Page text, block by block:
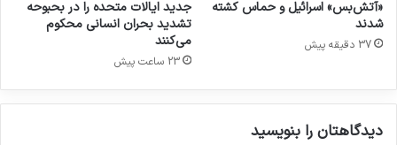
«آتش‌بس» اسرائیل و حماس کشته
شدند
37 دقیقه پیش
جدید ایالات متحده را در بحبوحه
تشدید بحران انسانی محکوم
می‌کنند
23 ساعت پیش
دیدگاهتان را بنویسید